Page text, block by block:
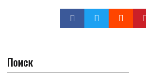
Поиск